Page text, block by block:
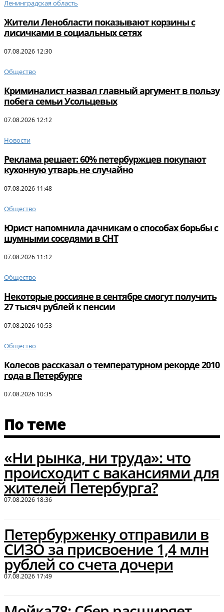
Ленинградская область
Жители Ленобласти показывают корзины с
лисичками в социальных сетях
07.08.2026 12:30
Общество
Криминалист назвал главный аргумент в пользу
побега семьи Усольцевых
07.08.2026 12:12
Новости
Реклама решает: 60% петербуржцев покупают
кухонную утварь не случайно
07.08.2026 11:48
Общество
Юрист напомнила дачникам о способах борьбы с
шумными соседями в СНТ
07.08.2026 11:12
Общество
Некоторые россияне в сентябре смогут получить
27 тысяч рублей к пенсии
07.08.2026 10:53
Общество
Колесов рассказал о температурном рекорде 2010
года в Петербурге
07.08.2026 10:35
По теме
«Ни рынка, ни труда»: что
происходит с вакансиями для
жителей Петербурга?
07.08.2026 18:36
Петербурженку отправили в
СИЗО за присвоение 1,4 млн
рублей со счета дочери
07.08.2026 17:49